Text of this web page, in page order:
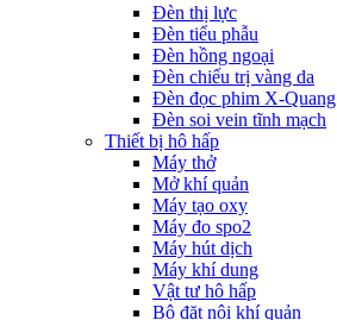
Đèn thị lực
Đèn tiểu phẫu
Đèn hồng ngoại
Đèn chiếu trị vàng da
Đèn đọc phim X-Quang
Đèn soi vein tĩnh mạch
Thiết bị hô hấp
Máy thở
Mở khí quản
Máy tạo oxy
Máy đo spo2
Máy hút dịch
Máy khí dung
Vật tư hô hấp
Bộ đặt nội khí quản